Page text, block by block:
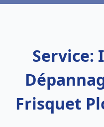
Service:
Frisquet